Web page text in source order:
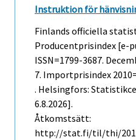
Instruktion för
Finlands officiella
Producentprisindex [e-
ISSN=1799-3687.
7. Importprisindex
. Helsingfors:
6.8.2026].
Åtkomstsätt:
http://stat.fi/til/thi/